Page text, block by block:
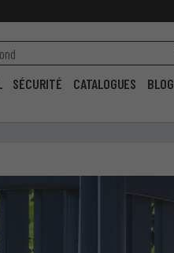
SÉCURITÉ CATALOGUES BLOG